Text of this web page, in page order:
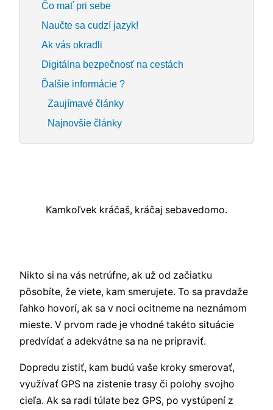
Čo mať pri sebe
Naučte sa cudzí jazyk!
Ak vás okradli
Digitálna bezpečnosť na cestách
Ďalšie informácie ?
Zaujímavé články
Najnovšie články
Kamkoľvek kráčaš, kráčaj sebavedomo.
Nikto si na vás netrúfne, ak už od začiatku
pôsobíte, že viete, kam smerujete. To sa pravdaže
ľahko hovorí, ak sa v noci ocitneme na neznámom
mieste. V prvom rade je vhodné takéto situácie
predvídať a adekvátne sa na ne pripraviť.
Dopredu zistiť, kam budú vaše kroky smerovať,
využívať GPS na zistenie trasy či polohy svojho
cieľa. Ak sa radi túlate bez GPS, po vystúpení z